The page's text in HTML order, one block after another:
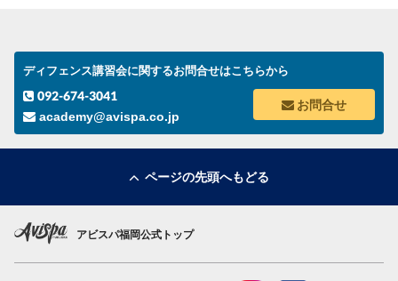
ディフェンス講習会に関するお問合せはこちらから
092-674-3041
academy@avispa.co.jp
お問合せ
ページの先頭へもどる
アビスパ福岡公式トップ